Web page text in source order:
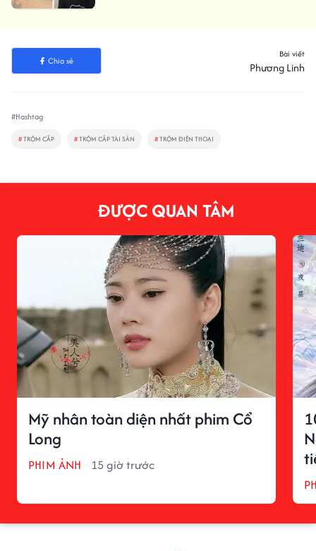
Chia sẻ
Bài viết
Phương Linh
#Hashtag
#TRỘM CẮP #TRỘM CẮP TÀI SẢN #TRỘM ĐIỆN THOẠI
ĐƯỢC QUAN TÂM
Mỹ nhân toàn diện nhất phim Cổ
Long
PHIM ẢNH 15 giờ trước